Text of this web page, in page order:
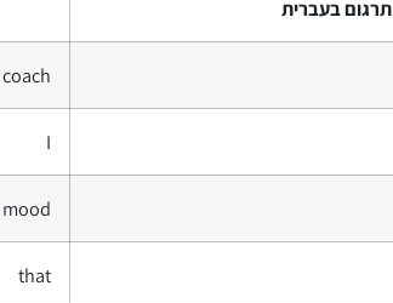
תרגום בעברית
coach
I
mood
that